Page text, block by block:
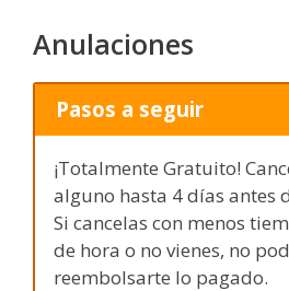
Anulaciones
Pasos a seguir
¡Totalmente Gratuito!
alguno hasta 4 días antes
Si cancelas con menos
de hora o no vienes, no
reembolsarte lo pagado.